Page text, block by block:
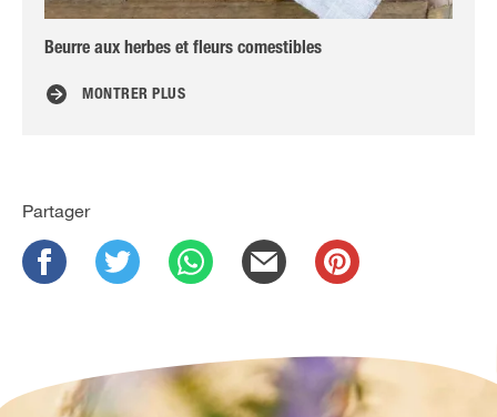
Beurre aux herbes et fleurs comestibles
MONTRER PLUS
Partager